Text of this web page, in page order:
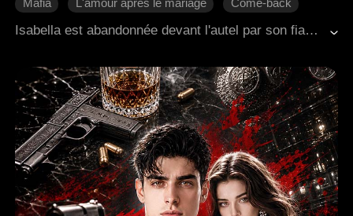
Mafia L'amour après le mariage
Come-back
Mariage Contractuel
Isabella est abandonnée devant l'autel par son fiancé, Alex. Pour sauver sa dignité et se venger, elle épouse le père d'Alex, Damien, le chef suprême de la mafia. Après le mariage, grâce à son esprit vif et à son influence grandissante, elle anéantit son ex, reprend l'héritage pillé de sa mère, écrase les trahisons familiales, et passe d'une mariée abandonnée à une souveraine de la mafia. Au fil du temps, un mariage contractuel froid avec Damien se transforme en quelque chose de réel, une passion ardente et irrésistible.